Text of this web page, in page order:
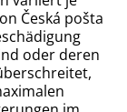
Česká pošta
oder deren